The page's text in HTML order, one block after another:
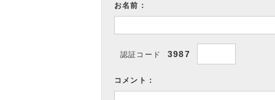
お名前：
認証コード 3987
コメント：